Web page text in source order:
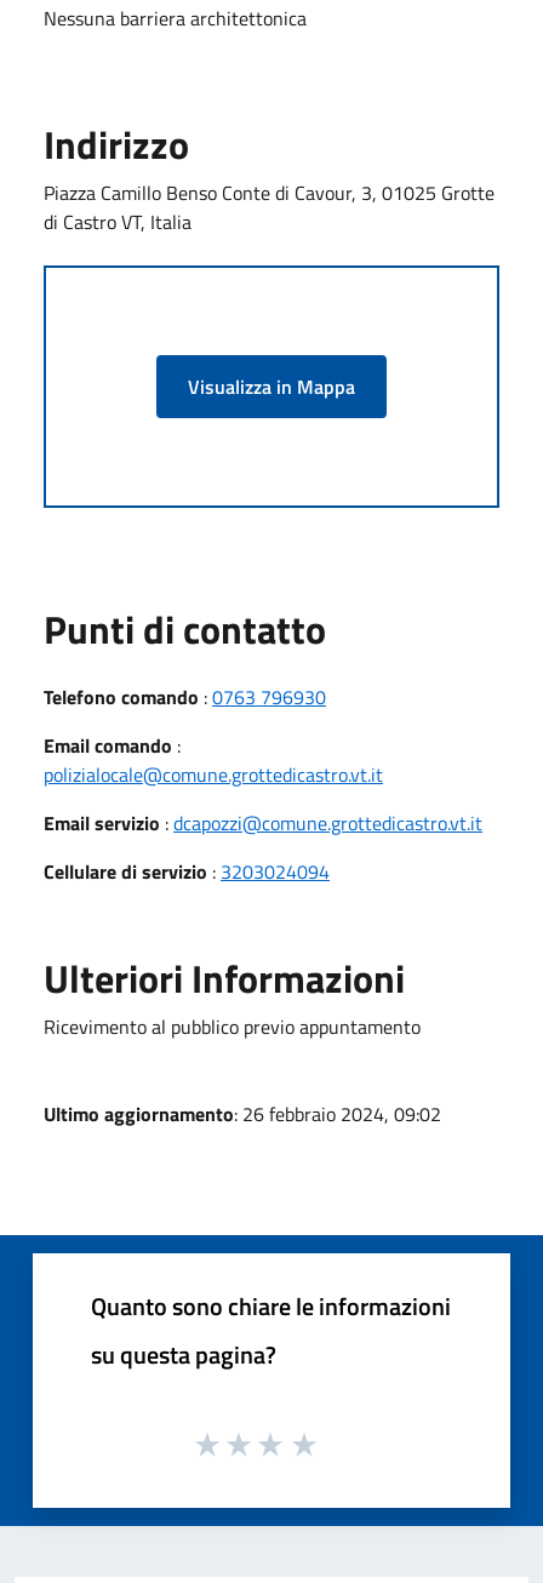
Nessuna barriera architettonica
Indirizzo
Piazza Camillo Benso Conte di Cavour, 3, 01025 Grotte
di Castro VT, Italia
Visualizza in Mappa
Punti di contatto
Telefono comando :0763 796930
Email comando :
polizialocale@comune.grottedicastro.vt.it
Email servizio :dcapozzi@comune.grottedicastro.vt.it
Cellulare di servizio : 3203024094
Ulteriori Informazioni
Ricevimento al pubblico previo appuntamento
Ultimo aggiornamento: 26 febbraio 2024, 09:02
Quanto sono chiare le informazioni
su questa pagina?